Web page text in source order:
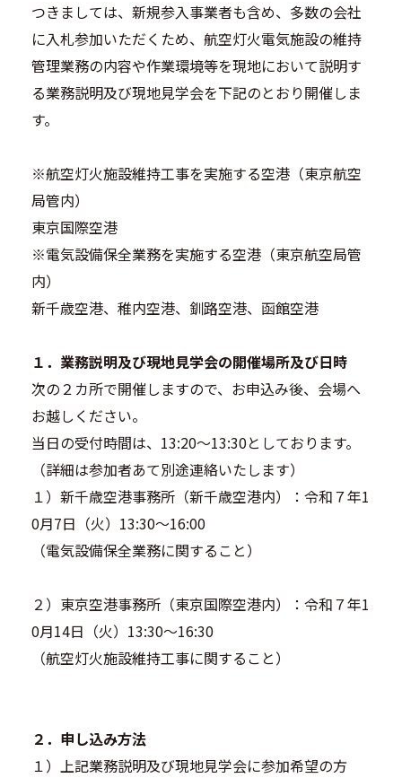
つきましては、新規参入事業者も含め、多数の会社
に入札参加いただくため、航空灯火電気施設の維持
管理業務の内容や作業環境等を現地において説明す
る業務説明及び現地見学会を下記のとおり開催しま
す。
※航空灯火施設維持工事を実施する空港（東京航空
局管内）
東京国際空港
※電気設備保全業務を実施する空港（東京航空局管
内）
新千歳空港、稚内空港、釧路空港、函館空港
１．業務説明及び現地見学会の開催場所及び日時
次の２カ所で開催しますので、お申込み後、会場へ
お越しください。
当日の受付時間は、13:20～13:30としております。
（詳細は参加者あて別途連絡いたします）
１）新千歳空港事務所（新千歳空港内）：令和７年1
0月7日（火）13:30～16:00
（電気設備保全業務に関すること）
２）東京空港事務所（東京国際空港内）：令和７年1
0月14日（火）13:30～16:30
（航空灯火施設維持工事に関すること）
２．申し込み方法
１）上記業務説明及び現地見学会に参加希望の方